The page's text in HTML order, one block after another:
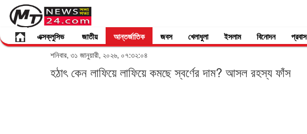
এক্সক্লুসিভ জাতীয় আন্তর্জাতিক জবস খেলাধুলা ইসলাম বিনোদন প্রবাস
শনিবার, ৩১ জানুয়ারী, ২০২৬, ০৭:৩২:০৪
হঠাৎ কেন লাফিয়ে লাফিয়ে কমছে স্বর্ণের দাম? আসল রহস্য ফাঁস